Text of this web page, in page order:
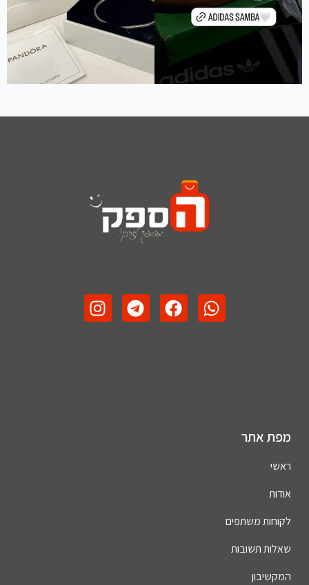
מפת אתר
ראשי
אודות
לקוחות משתפים
שאלות תשובות
המקשיבון